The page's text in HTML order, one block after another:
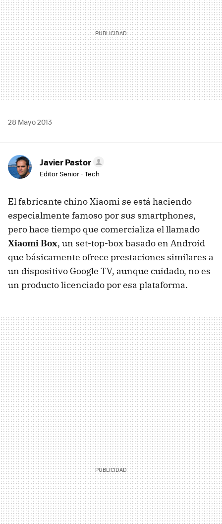
28 Mayo 2013
Javier Pastor
Editor Senior - Tech
El fabricante chino Xiaomi se está haciendo
especialmente famoso por sus smartphones,
pero hace tiempo que comercializa el llamado
Xiaomi Box, un set-top-box basado en Android
que básicamente ofrece prestaciones similares a
un dispositivo Google TV, aunque cuidado, no es
un producto licenciado por esa plataforma.